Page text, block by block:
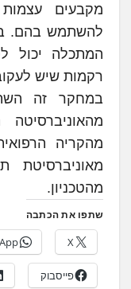
מקבעים
להשתמש בהם.
המתכלה יכול
רקמות שיש
במחקר זה
מהקריה
מאוניברסיטת
מהטכניון.
שתפו את הכתבה
X
פייסבוק